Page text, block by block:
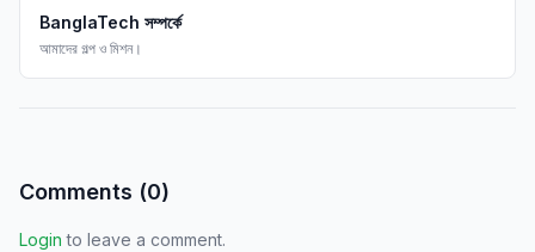
BanglaTech সম্পর্কে
আমাদের গল্প ও মিশন।
Comments (0)
Login to leave a comment.